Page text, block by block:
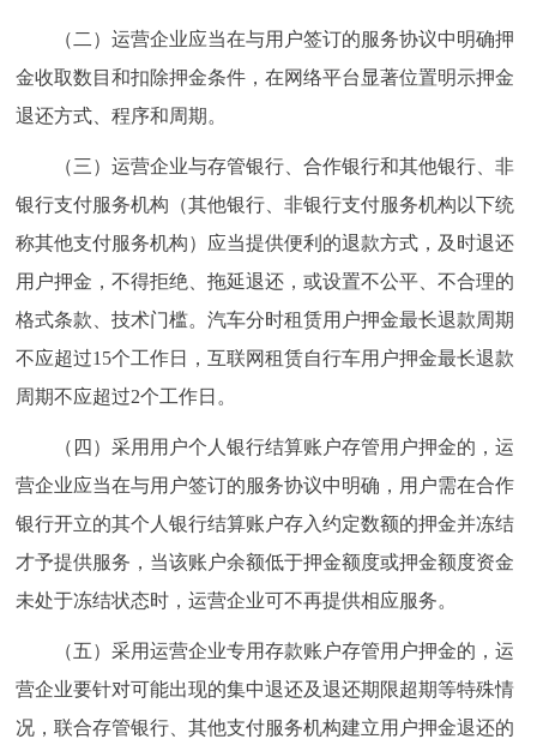
（二）运营企业应当在与用户签订的服务协议中明确押
金收取数目和扣除押金条件，在网络平台显著位置明示押金
退还方式、程序和周期。
（三）运营企业与存管银行、合作银行和其他银行、非
银行支付服务机构（其他银行、非银行支付服务机构以下统
称其他支付服务机构）应当提供便利的退款方式，及时退还
用户押金，不得拒绝、拖延退还，或设置不公平、不合理的
格式条款、技术门槛。汽车分时租赁用户押金最长退款周期
不应超过15个工作日，互联网租赁自行车用户押金最长退款
周期不应超过2个工作日。
（四）采用用户个人银行结算账户存管用户押金的，运
营企业应当在与用户签订的服务协议中明确，用户需在合作
银行开立的其个人银行结算账户存入约定数额的押金并冻结
才予提供服务，当该账户余额低于押金额度或押金额度资金
未处于冻结状态时，运营企业可不再提供相应服务。
（五）采用运营企业专用存款账户存管用户押金的，运
营企业要针对可能出现的集中退还及退还期限超期等特殊情
况，联合存管银行、其他支付服务机构建立用户押金退还的